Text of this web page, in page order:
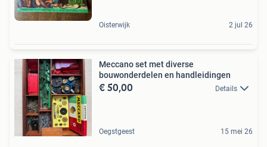
Oisterwijk 2 jul 26
Meccano set met diverse
bouwonderdelen en handleidingen
€ 50,00 Details
Oegstgeest 15 mei 26